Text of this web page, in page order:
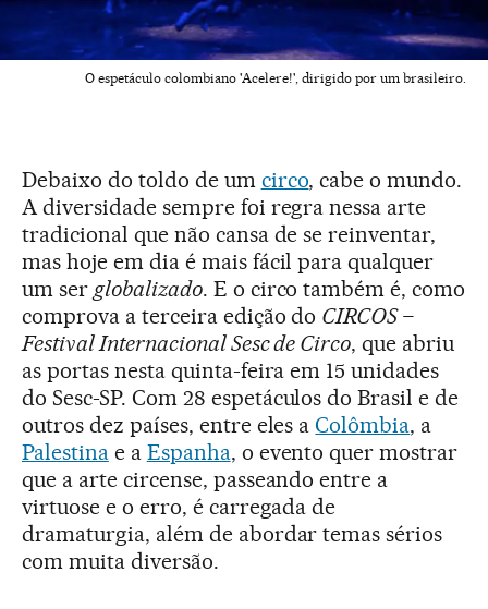
O espetáculo colombiano 'Acelere!', dirigido por um brasileiro.
Debaixo do toldo de um circo, cabe o mundo.
A diversidade sempre foi regra nessa arte
tradicional que não cansa de se reinventar,
mas hoje em dia é mais fácil para qualquer
um ser globalizado. E o circo também é, como
comprova a terceira edição do CIRCOS –
Festival Internacional Sesc de Circo, que abriu
as portas nesta quinta-feira em 15 unidades
do Sesc-SP. Com 28 espetáculos do Brasil e de
outros dez países, entre eles aColômbia, a
Palestinae a Espanha, o evento quer mostrar
que a arte circense, passeando entre a
virtuose e o erro, é carregada de
dramaturgia, além de abordar temas sérios
com muita diversão.